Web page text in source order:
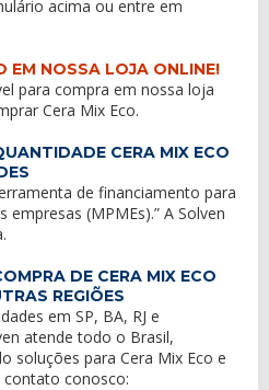
acima ou entre em
EM NOSSA LOJA ONLINE!
para compra em nossa loja
Cera Mix Eco.
CERA MIX ECO
de financiamento para
(MPMEs).” A Solven
DE CERA MIX ECO
REGIÕES
em SP, BA, RJ e
atende todo o Brasil,
soluções para Cera Mix Eco e
conosco: